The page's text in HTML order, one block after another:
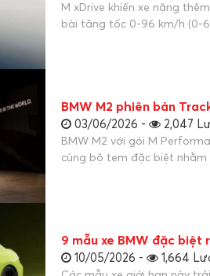
M xDrive khiến xe nặng
bài tăng tốc 0-96 km/h (0-
BMW M2 phiên bản
03/06/2026 - 2,047
BMW M2 với gói M
cùng bộ tem đặc biệt
9 mẫu xe BMW đặc biệt
10/05/2026 - 1,664